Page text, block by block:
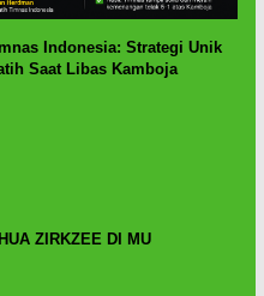
Indonesia: Strategi Unik
Saat Libas Kamboja
ZIRKZEE DI MU